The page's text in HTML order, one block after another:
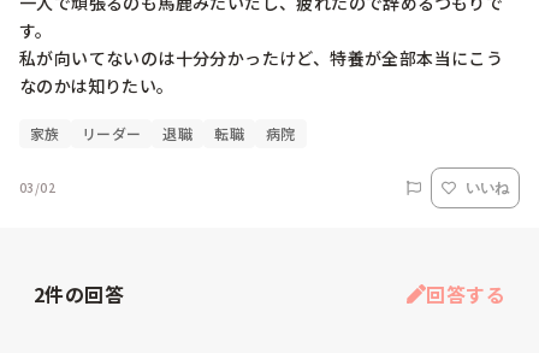
す。
私が向いてないのは十分分かったけど、特養が全部本当にこう
なのかは知りたい。
家族 リーダー 退職 転職 病院
03/02 いいね
2件の回答 回答する